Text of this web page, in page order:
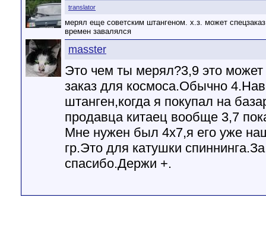
translator
мерял еще советским штангеном. х.з. может
времен завалялся
masster
Это чем ты мерял?3,9 это может
заказ для космоса.Обычно
штанген,когда я покупал на
продавца китаец вообще 3,7
Мне нужен был 4х7,я его уже
гр.Это для катушки
спасибо.Держи +.